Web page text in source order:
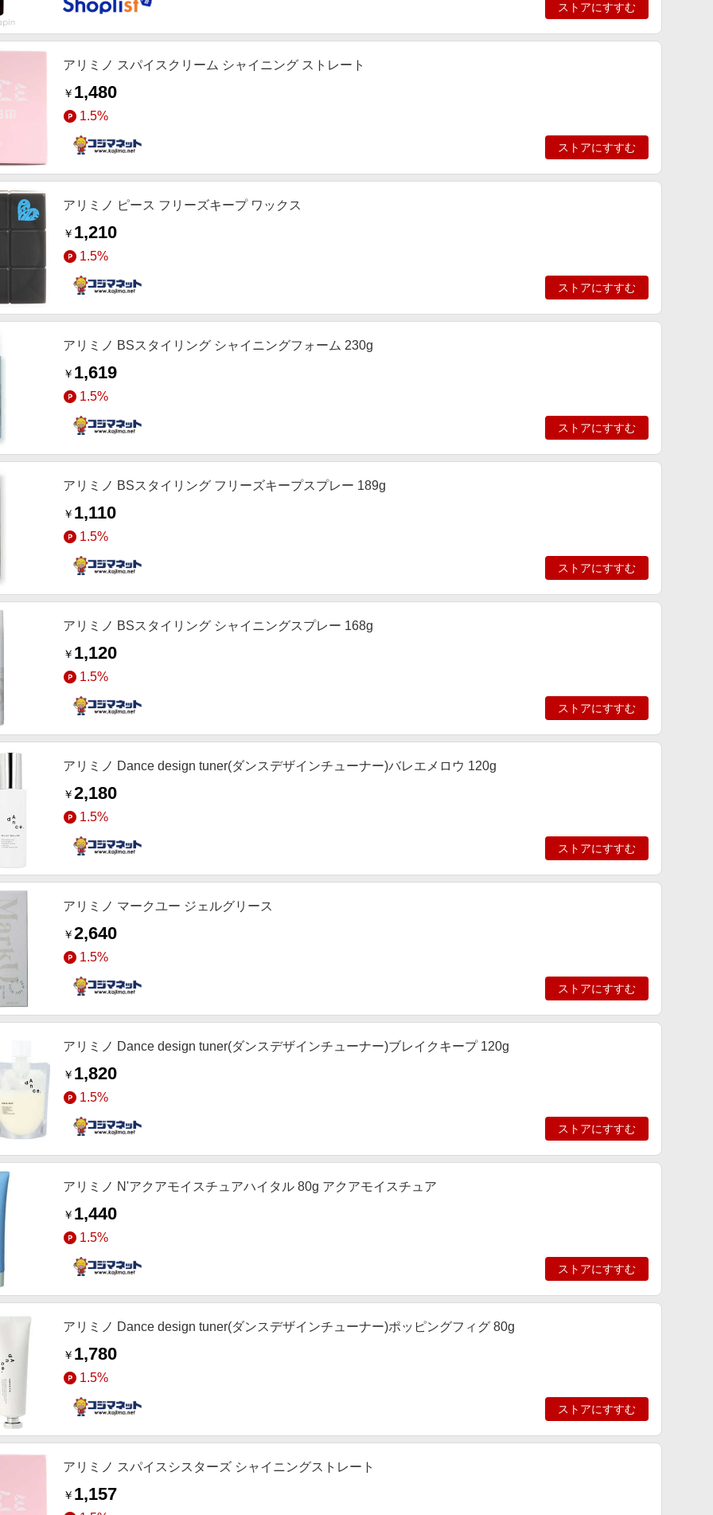
ストアにすすむ
アリミノ スパイスクリーム シャイニング ストレート
￥ 1,480
1.5%
ストアにすすむ
アリミノ ピース フリーズキープ ワックス
￥ 1,210
1.5%
ストアにすすむ
アリミノ BSスタイリング シャイニングフォーム 230g
￥ 1,619
1.5%
ストアにすすむ
アリミノ BSスタイリング フリーズキープスプレー 189g
￥ 1,110
1.5%
ストアにすすむ
アリミノ BSスタイリング シャイニングスプレー 168g
￥ 1,120
1.5%
ストアにすすむ
アリミノ Dance design tuner(ダンスデザインチューナー)バレエメロウ 120g
￥2,180
1.5%
ストアにすすむ
アリミノ マークユー ジェルグリース
￥2,640
1.5%
ストアにすすむ
アリミノ Dance design tuner(ダンスデザインチューナー)ブレイクキープ 120g
￥ 1,820
1.5%
ストアにすすむ
アリミノ N'アクアモイスチュアハイタル 80g アクアモイスチュア
￥ 1,440
1.5%
ストアにすすむ
アリミノ Dance design tuner(ダンスデザインチューナー)ポッピングフィグ 80g
￥ 1,780
1.5%
ストアにすすむ
アリミノ スパイスシスターズ シャイニングストレート
￥ 1,157